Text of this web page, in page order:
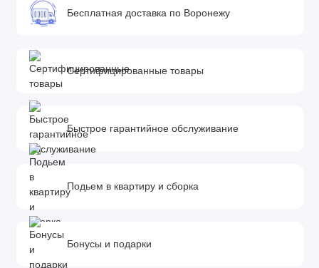
Бесплатная доставка по Воронежу
Сертифицированные товары
Быстрое гарантийное обслуживание
Подьем в квартиру и сборка
Бонусы и подарки